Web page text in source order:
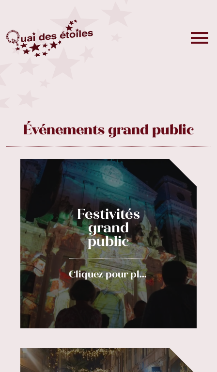
Événements grand public
Festivités
grand
public
Cliquez pour plus d'informations